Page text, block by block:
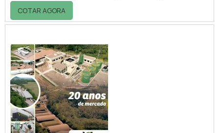
encontrar no website da Vitória Ambiental.
Realizando uma cotação por meio da
descobrindo a melhor referência em
qualidade do mercado.Quando a questão é
descarte de resíduos perigosos mg, com a
equipe da Vitória Ambiental conseguirá
proteção com comp...
COTAR AGORA